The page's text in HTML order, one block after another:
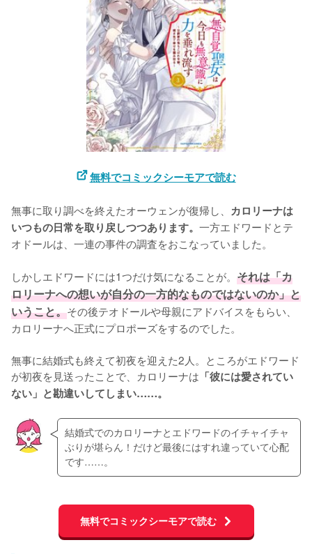
無料でコミックシーモアで読む
無事に取り調べを終えたオーウェンが復帰し、 カロリーナは
いつもの日常を取り戻しつつあります。 一方エドワードとテ
オドールは、一連の事件の調査をおこなっていました。
しかしエドワードには1つだけ気になることが。 それは「カ
ロリーナへの想いが自分の一方的なものではないのか」と
いうこと。その後テオドールや母親にアドバイスをもらい、
カロリーナへ正式にプロポーズをするのでした。
無事に結婚式も終えて初夜を迎えた2人。ところがエドワード
が初夜を見送ったことで、カロリーナは 「彼には愛されてい
ない」と勘違いしてしまい……。
結婚式でのカロリーナとエドワードのイチャイチャ
ぶりが堪らん！だけど最後にはすれ違っていて心配
です……。
無料でコミックシーモアで読む